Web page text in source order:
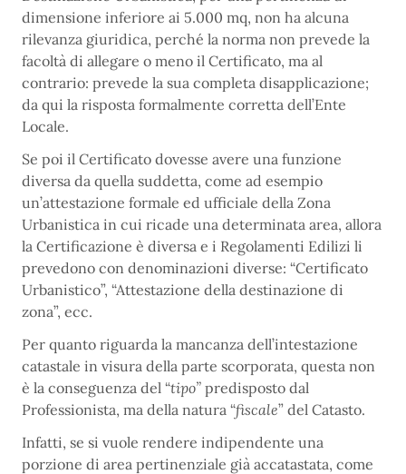
dimensione inferiore ai 5.000 mq, non ha alcuna
rilevanza giuridica, perché la norma non prevede la
facoltà di allegare o meno il Certificato, ma al
contrario: prevede la sua completa disapplicazione;
da qui la risposta formalmente corretta dell’Ente
Locale.
Se poi il Certificato dovesse avere una funzione
diversa da quella suddetta, come ad esempio
un’attestazione formale ed ufficiale della Zona
Urbanistica in cui ricade una determinata area, allora
la Certificazione è diversa e i Regolamenti Edilizi li
prevedono con denominazioni diverse: “Certificato
Urbanistico”, “Attestazione della destinazione di
zona”, ecc.
Per quanto riguarda la mancanza dell’intestazione
catastale in visura della parte scorporata, questa non
è la conseguenza del “tipo” predisposto dal
Professionista, ma della natura “fiscale” del Catasto.
Infatti, se si vuole rendere indipendente una
porzione di area pertinenziale già accatastata, come